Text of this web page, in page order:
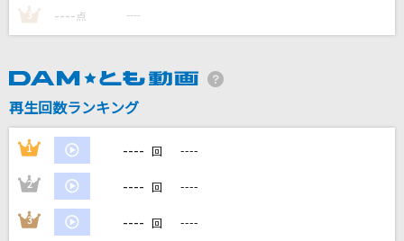
ニルヴァーナ
ムック
僕らの音
Mr.Children
3 ---- 点 ----
再生回数ランキング
1 ---- 回 ----
2 ---- 回 ----
3 ---- 回 ----